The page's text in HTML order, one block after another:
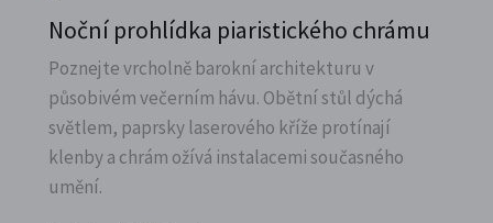
Noční prohlídka piaristického chrámu
Poznejte vrcholně barokní architekturu v
působivém večerním hávu. Obětní stůl dýchá
světlem, paprsky laserového kříže protínají
klenby a chrám ožívá instalacemi současného
umění.